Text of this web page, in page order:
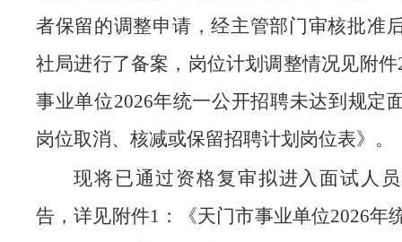
者保留的调整申请，经主管部门审核批准
社局进行了备案，岗位计划调整情况见附
事业单位2026年统一公开招聘未达到规定
岗位取消、核减或保留招聘计划岗位表》。
现将已通过资格复审拟进入面试人
告，详见附件1：《天门市事业单位2026年